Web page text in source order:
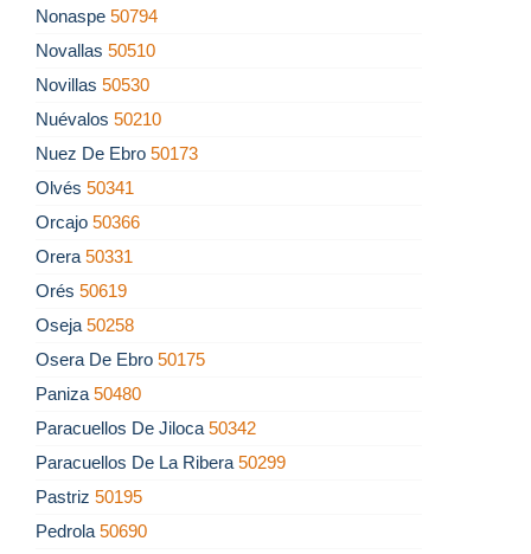
Nonaspe 50794
Novallas 50510
Novillas 50530
Nuévalos 50210
Nuez De Ebro 50173
Olvés 50341
Orcajo 50366
Orera 50331
Orés 50619
Oseja 50258
Osera De Ebro 50175
Paniza 50480
Paracuellos De Jiloca 50342
Paracuellos De La Ribera 50299
Pastriz 50195
Pedrola 50690